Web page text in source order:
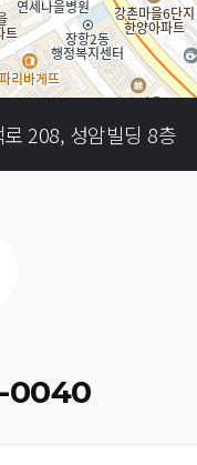
208, 성암빌딩 8층
0040